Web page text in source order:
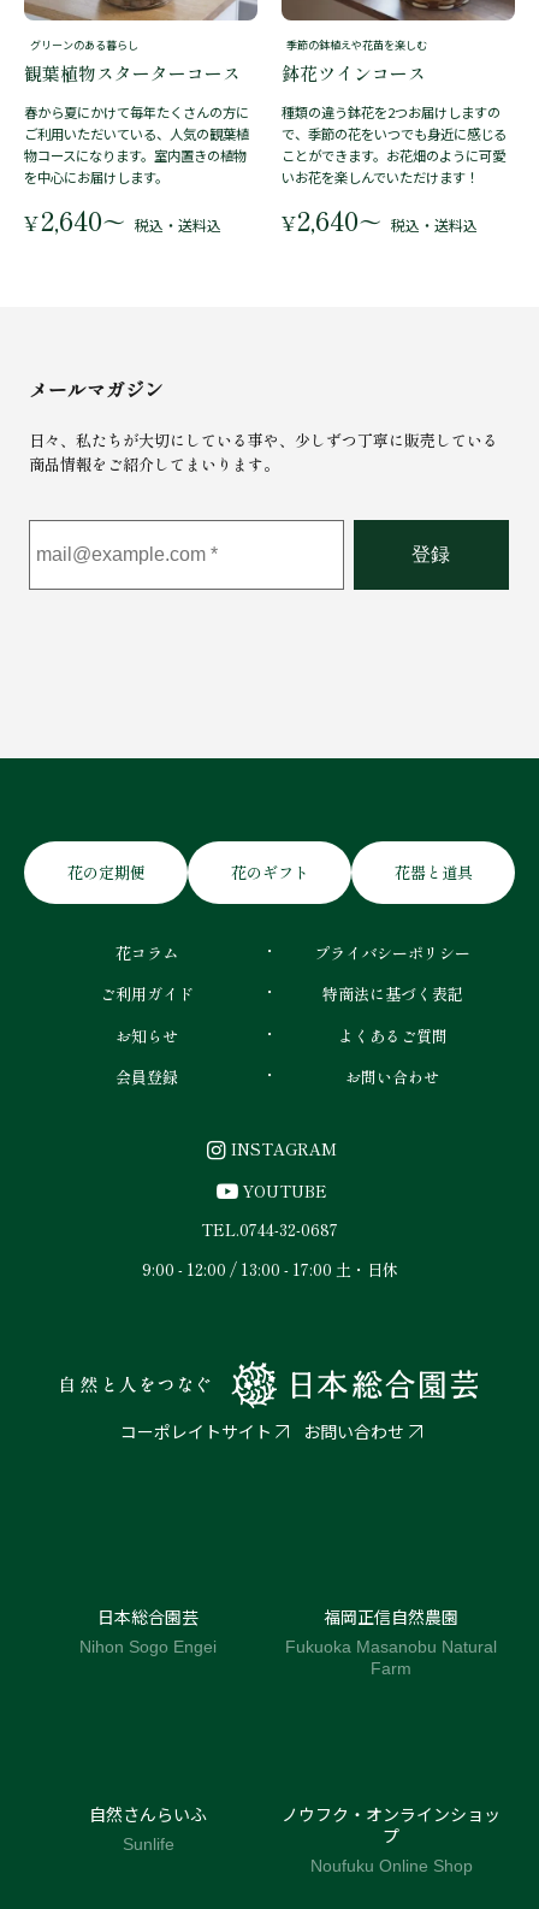
グリーンのある暮らし
観葉植物スターターコース
春から夏にかけて毎年たくさんの方に
ご利用いただいている、人気の観葉植
物コースになります。室内置きの植物
を中心にお届けします。
¥2,640〜 税込・送料込
季節の鉢植えや花苗を楽しむ
鉢花ツインコース
種類の違う鉢花を2つお届けしますの
で、季節の花をいつでも身近に感じる
ことができます。お花畑のように可愛
いお花を楽しんでいただけます！
¥2,640〜 税込・送料込
メールマガジン
日々、私たちが大切にしている事や、少しずつ丁寧に販売している
商品情報をご紹介してまいります。
花の定期便 花のギフト 花器と道具
花コラム
ご利用ガイド
お知らせ
会員登録
プライバシーポリシー
特商法に基づく表記
よくあるご質問
お問い合わせ
INSTAGRAM
YOUTUBE
TEL.0744-32-0687
9:00 - 12:00 / 13:00 - 17:00 土・日休
コーポレイトサイト お問い合わせ
日本総合園芸
Nihon Sogo Engei
福岡正信自然農園
Fukuoka Masanobu Natural
Farm
自然さんらいふ
Sunlife
ノウフク・オンラインショッ
プ
Noufuku Online Shop